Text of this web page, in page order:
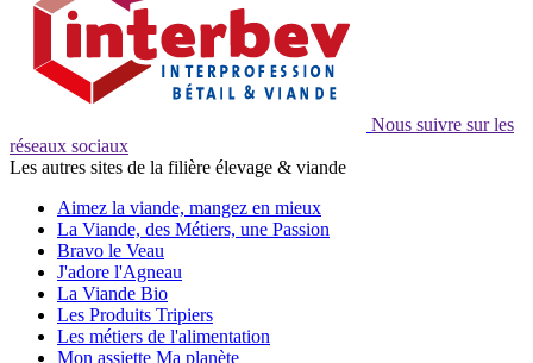
Nous suivre sur les
réseaux sociaux
Les autres sites de la filière élevage & viande
Aimez la viande, mangez en mieux
La Viande, des Métiers, une Passion
Bravo le Veau
J'adore l'Agneau
La Viande Bio
Les Produits Tripiers
Les métiers de l'alimentation
Mon assiette Ma planète